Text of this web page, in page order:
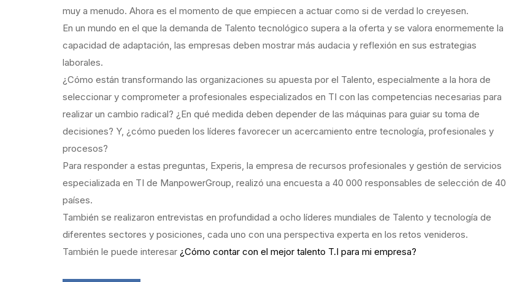
muy a menudo. Ahora es el momento de que empiecen a actuar como si de verdad lo creyesen.
En un mundo en el que la demanda de Talento tecnológico supera a la oferta y se valora enormemente la
capacidad de adaptación, las empresas deben mostrar más audacia y reflexión en sus estrategias
laborales.
¿Cómo están transformando las organizaciones su apuesta por el Talento, especialmente a la hora de
seleccionar y comprometer a profesionales especializados en TI con las competencias necesarias para
realizar un cambio radical? ¿En qué medida deben depender de las máquinas para guiar su toma de
decisiones? Y, ¿cómo pueden los líderes favorecer un acercamiento entre tecnología, profesionales y
procesos?
Para responder a estas preguntas, Experis, la empresa de recursos profesionales y gestión de servicios
especializada en TI de ManpowerGroup, realizó una encuesta a 40 000 responsables de selección de 40
países.
También se realizaron entrevistas en profundidad a ocho líderes mundiales de Talento y tecnología de
diferentes sectores y posiciones, cada uno con una perspectiva experta en los retos venideros.
También le puede interesar ¿Cómo contar con el mejor talento T.I para mi empresa?